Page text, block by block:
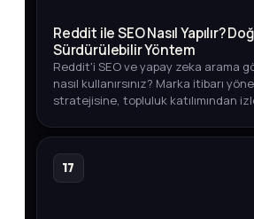
Reddit ile SEO Nasıl Yapılır?
Sürdürülebilir Yöntem
Reddit'i SEO ve yapay zeka arama
nasıl kullanırsınız? Marka itibarı
stratejisine, topluluk katılımından
17